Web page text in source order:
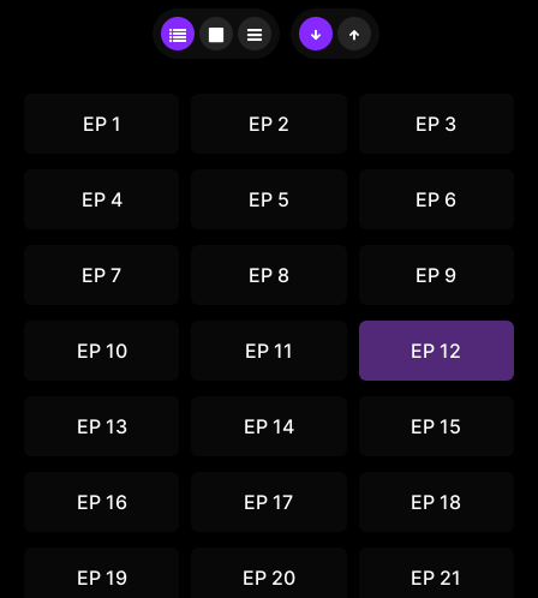
EP 1 EP 2 EP 3
EP 4 EP 5 EP 6
EP 7 EP 8 EP 9
EP 10 EP 11 EP 12
EP 13 EP 14 EP 15
EP 16 EP 17 EP 18
EP 19 EP 20 EP 21